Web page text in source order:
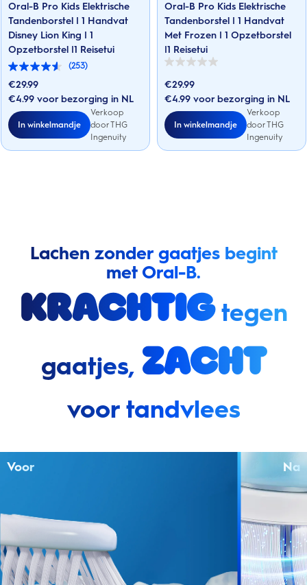
Oral-B Pro Kids Elektrische
Tandenborstel | 1 Handvat
Disney Lion King | 1
Opzetborstel |1 Reisetui
(253)
4.5
van
5
sterren.
253
beoordelingen
€29.99
€4.99 voor bezorging in NL
In winkelmandje
Verkoop
door THG
Ingenuity
Oral-B Pro Kids Elektrische
Tandenborstel | 1 Handvat
Met Frozen | 1 Opzetborstel
|1 Reisetui
0.0
de
5
€29.99
€4.99 voor bezorging in NL
In winkelmandje
Verkoop
door THG
Ingenuity
Lachen zonder gaatjes begint
met Oral-B.
Krachtigtegen
gaatjes, zacht
voor tandvlees
Voor Na